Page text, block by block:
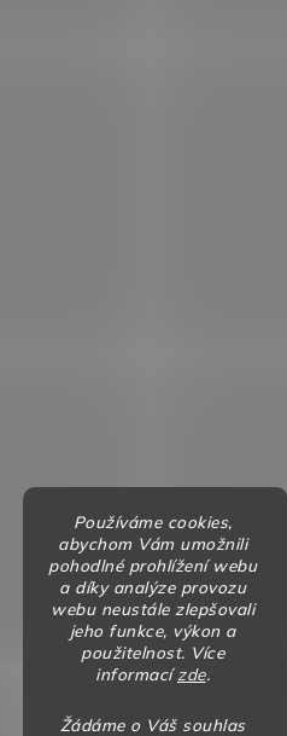
Používáme cookies,
abychom Vám umožnili
pohodlné prohlížení webu
a díky analýze provozu
webu neustále zlepšovali
jeho funkce, výkon a
použitelnost. Více
informacízde.
Žádáme o Váš souhlas